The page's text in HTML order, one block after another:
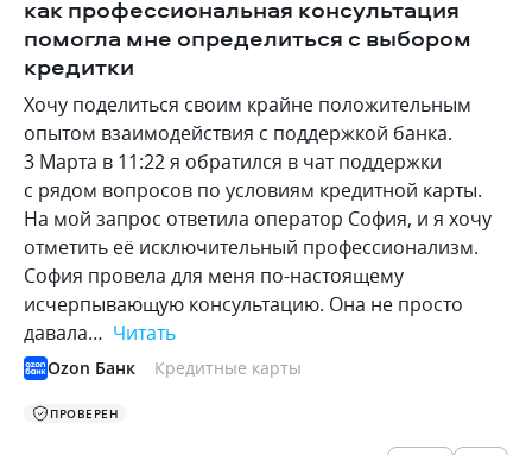
как профессиональная консультация
помогла мне определиться с выбором
кредитки
Хочу поделиться своим крайне положительным
опытом взаимодействия с поддержкой банка.
3 Марта в 11:22 я обратился в чат поддержки
с рядом вопросов по условиям кредитной карты.
На мой запрос ответила оператор София, и я хочу
отметить её исключительный профессионализм.
София провела для меня по-настоящему
исчерпывающую консультацию. Она не просто
давала… Читать
Ozon Банк Кредитные карты
ПРОВЕРЕН